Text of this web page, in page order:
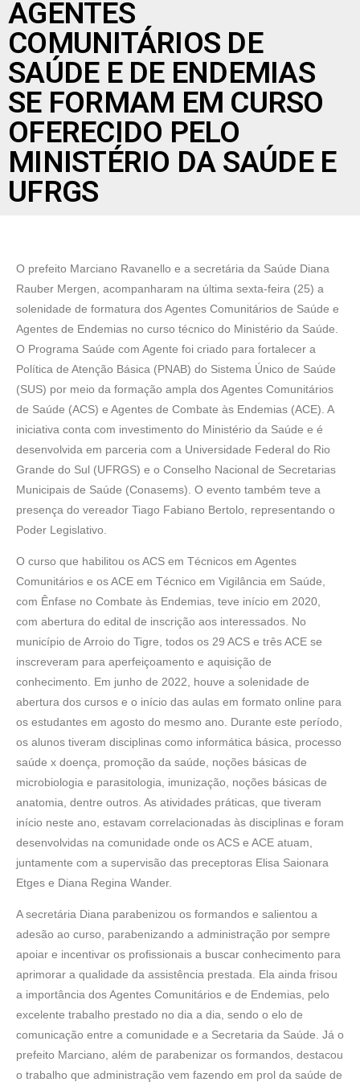
AGENTES
COMUNITÁRIOS DE
SAÚDE E DE ENDEMIAS
SE FORMAM EM CURSO
OFERECIDO PELO
MINISTÉRIO DA SAÚDE E
UFRGS
O prefeito Marciano Ravanello e a secretária da Saúde Diana
Rauber Mergen, acompanharam na última sexta-feira (25) a
solenidade de formatura dos Agentes Comunitários de Saúde e
Agentes de Endemias no curso técnico do Ministério da Saúde.
O Programa Saúde com Agente foi criado para fortalecer a
Política de Atenção Básica (PNAB) do Sistema Único de Saúde
(SUS) por meio da formação ampla dos Agentes Comunitários
de Saúde (ACS) e Agentes de Combate às Endemias (ACE). A
iniciativa conta com investimento do Ministério da Saúde e é
desenvolvida em parceria com a Universidade Federal do Rio
Grande do Sul (UFRGS) e o Conselho Nacional de Secretarias
Municipais de Saúde (Conasems). O evento também teve a
presença do vereador Tiago Fabiano Bertolo, representando o
Poder Legislativo.
O curso que habilitou os ACS em Técnicos em Agentes
Comunitários e os ACE em Técnico em Vigilância em Saúde,
com Ênfase no Combate às Endemias, teve início em 2020,
com abertura do edital de inscrição aos interessados. No
município de Arroio do Tigre, todos os 29 ACS e três ACE se
inscreveram para aperfeiçoamento e aquisição de
conhecimento. Em junho de 2022, houve a solenidade de
abertura dos cursos e o início das aulas em formato online para
os estudantes em agosto do mesmo ano. Durante este período,
os alunos tiveram disciplinas como informática básica, processo
saúde x doença, promoção da saúde, noções básicas de
microbiologia e parasitologia, imunização, noções básicas de
anatomia, dentre outros. As atividades práticas, que tiveram
início neste ano, estavam correlacionadas às disciplinas e foram
desenvolvidas na comunidade onde os ACS e ACE atuam,
juntamente com a supervisão das preceptoras Elisa Saionara
Etges e Diana Regina Wander.
A secretária Diana parabenizou os formandos e salientou a
adesão ao curso, parabenizando a administração por sempre
apoiar e incentivar os profissionais a buscar conhecimento para
aprimorar a qualidade da assistência prestada. Ela ainda frisou
a importância dos Agentes Comunitários e de Endemias, pelo
excelente trabalho prestado no dia a dia, sendo o elo de
comunicação entre a comunidade e a Secretaria da Saúde. Já o
prefeito Marciano, além de parabenizar os formandos, destacou
o trabalho que administração vem fazendo em prol da saúde de